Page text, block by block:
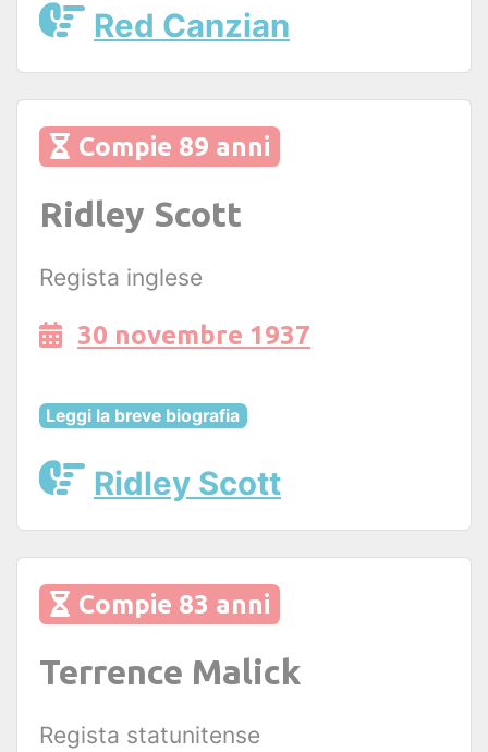
Red Canzian
Compie 89 anni
Ridley Scott
Regista inglese
30 novembre 1937
Leggi la breve biografia
Ridley Scott
Compie 83 anni
Terrence Malick
Regista statunitense